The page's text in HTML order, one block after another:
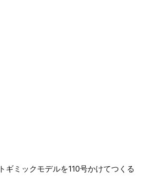
ミックモデルを110号かけてつくる